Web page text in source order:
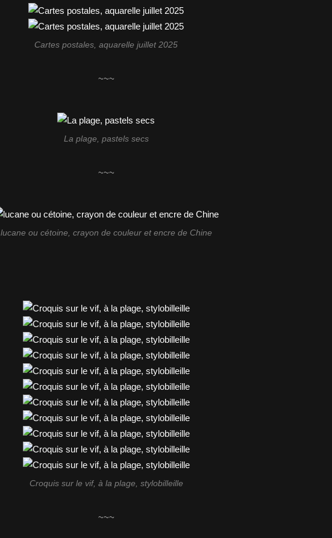
Cartes postales, aquarelle juillet 2025
~~~
La plage, pastels secs
~~~
lucane ou cétoine, crayon de couleur et encre de Chine
Croquis sur le vif, à la plage, stylobilleille
~~~